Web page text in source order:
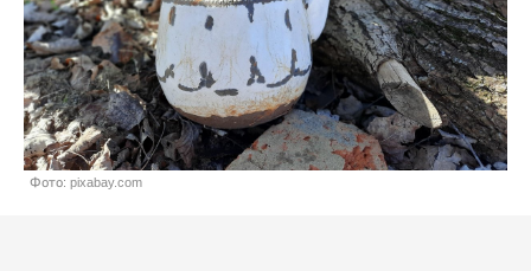
Фото: pixabay.com